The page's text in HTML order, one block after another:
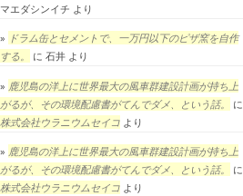
マエダシンイチ より
ドラム缶とセメントで、一万円以下のピザ窯を自作
する。
に 石井 より
鹿児島の洋上に世界最大の風車群建設計画が持ち上
がるが、その環境配慮書がてんでダメ、という話。
に
株式会社ウラニウムセイコ より
鹿児島の洋上に世界最大の風車群建設計画が持ち上
がるが、その環境配慮書がてんでダメ、という話。
に
株式会社ウラニウムセイコ より